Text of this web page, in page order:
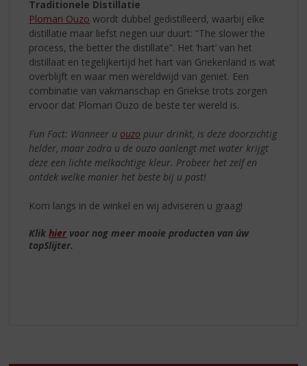
Traditionele Distillatie
Plomari Ouzo wordt dubbel gedistilleerd, waarbij elke
distillatie maar liefst negen uur duurt: “The slower the
process, the better the distillate”. Het ‘hart’ van het
distillaat en tegelijkertijd het hart van Griekenland is wat
overblijft en waar men wereldwijd van geniet. Een
combinatie van vakmanschap en Griekse trots zorgen
ervoor dat Plomari Ouzo de beste ter wereld is.
Fun Fact: Wanneer u ouzo puur drinkt, is deze doorzichtig
helder, maar zodra u de ouzo aanlengt met water krijgt
deze een lichte melkachtige kleur. Probeer het zelf en
ontdek welke manier het beste bij u past!
Kom langs in de winkel en wij adviseren u graag!
Klikhier voor nog meer mooie producten van úw
topSlijter.